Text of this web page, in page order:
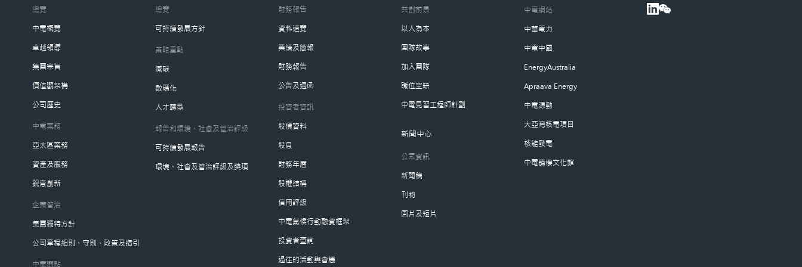
總覽
中電概覽
卓越領導
集團宗旨
價值觀架構
公司歷史
中電業務
亞太區業務
資產及服務
銳意創新
企業管治
集團獨特方針
公司章程細則、守則、政策及指引
中電觀點
總覽
可持續發展方針
策略重點
減碳
數碼化
人才轉型
報告和環境、社會及管治評級
可持續發展報告
環境、社會及管治評級及獎項
財務報告
資料速覽
業績及簡報
財務報告
公告及通函
投資者資訊
股價資料
股息
財務年曆
股權結構
信用評級
中電氣候行動融資框架
投資者查詢
過往的活動與會議
共創前景
以人為本
團隊故事
加入團隊
職位空缺
中電見習工程師計劃
新聞中心
公眾資訊
新聞稿
刊物
圖片及短片
中電網站
中華電力
中電中國
EnergyAustralia
Apraava Energy
中電源動
大亞灣核電項目
核能發電
中電鐘樓文化館